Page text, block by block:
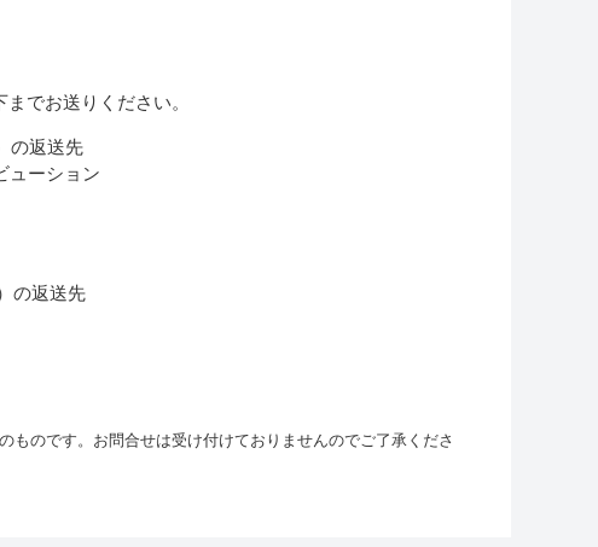
でお送りください。
の返送先
ューション
の返送先
のです。お問合せは受け付けておりませんのでご了承くださ